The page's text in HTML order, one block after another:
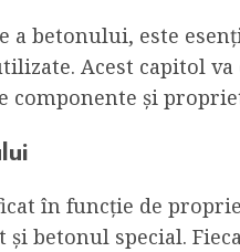
a betonului, este
Acest capitol
componente și
în funcție de
și betonul special.